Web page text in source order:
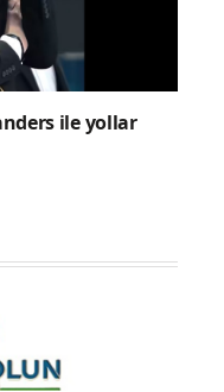
ile yollar